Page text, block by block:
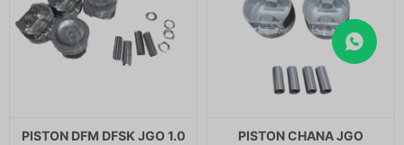
PISTON DFM DFSK JGO 1.0 PISTON CHANA JGO